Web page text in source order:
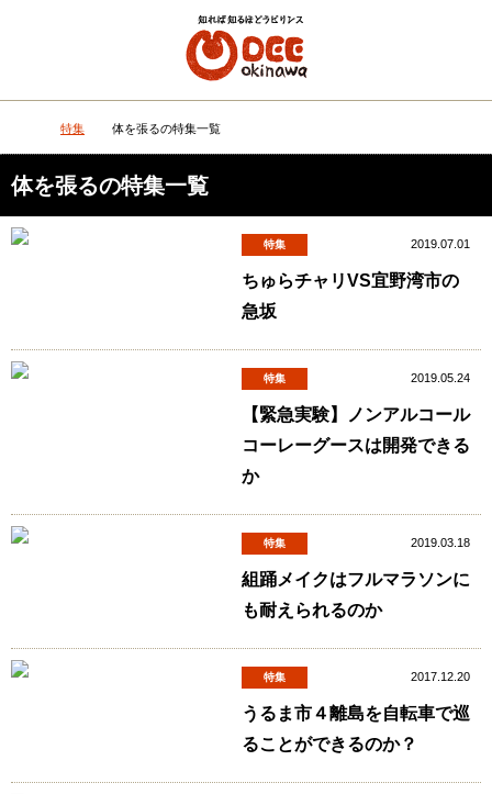
DEEokinawaトップ
特集 体を張るの特集一覧
体を張るの特集一覧
特集 2019.07.01
ちゅらチャリVS宜野湾市の
急坂
特集 2019.05.24
【緊急実験】ノンアルコール
コーレーグースは開発できる
か
特集 2019.03.18
組踊メイクはフルマラソンに
も耐えられるのか
特集 2017.12.20
うるま市４離島を自転車で巡
ることができるのか？